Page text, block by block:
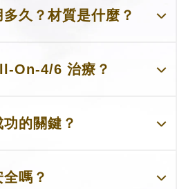
久？材質是什麼？
On-4/6 治療？
的關鍵？
嗎？